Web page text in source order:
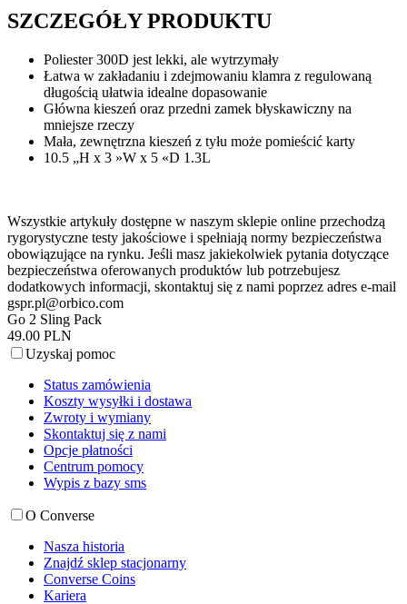
SZCZEGÓŁY PRODUKTU
Poliester 300D jest lekki, ale wytrzymały
Łatwa w zakładaniu i zdejmowaniu klamra z regulowaną
długością ułatwia idealne dopasowanie
Główna kieszeń oraz przedni zamek błyskawiczny na
mniejsze rzeczy
Mała, zewnętrzna kieszeń z tyłu może pomieścić karty
10.5 „H x 3 »W x 5 «D 1.3L
Wszystkie artykuły dostępne w naszym sklepie online przechodzą
rygorystyczne testy jakościowe i spełniają normy bezpieczeństwa
obowiązujące na rynku. Jeśli masz jakiekolwiek pytania dotyczące
bezpieczeństwa oferowanych produktów lub potrzebujesz
dodatkowych informacji, skontaktuj się z nami poprzez adres e-mail
gspr.pl@orbico.com
Go 2 Sling Pack
49.00 PLN
Uzyskaj pomoc
Status zamówienia
Koszty wysyłki i dostawa
Zwroty i wymiany
Skontaktuj się z nami
Opcje płatności
Centrum pomocy
Wypis z bazy sms
O Converse
Nasza historia
Znajdź sklep stacjonarny
Converse Coins
Kariera